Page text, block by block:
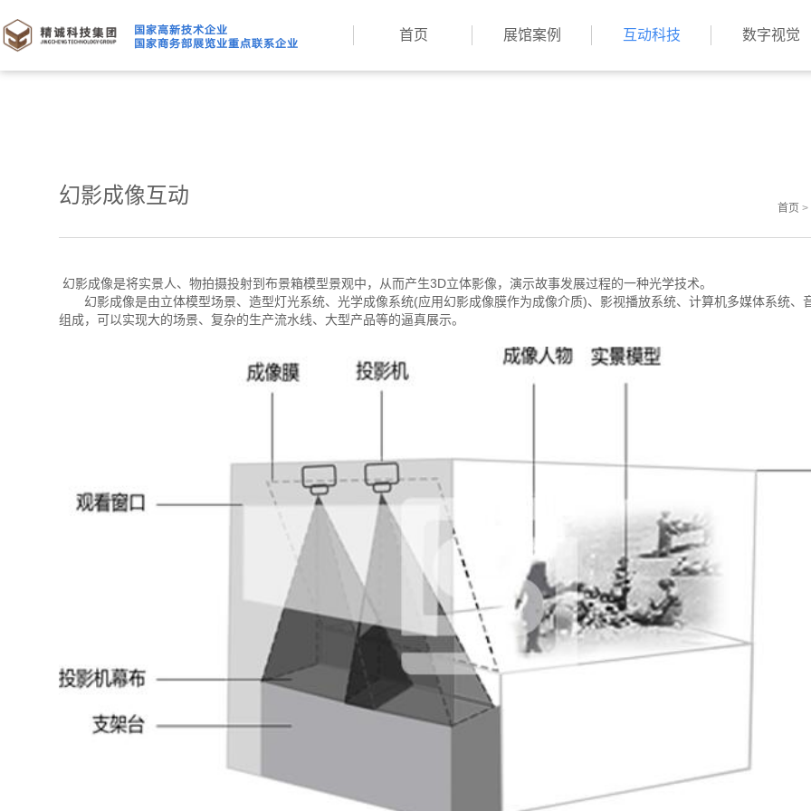
首页 展馆案例 互动科技 数字视觉
幻影成像互动
首页 >
幻影成像是将实景人、物拍摄投射到布景箱模型景观中，从而产生3D立体影像，演示故事发展过程的一种光学技术。
幻影成像是由立体模型场景、造型灯光系统、光学成像系统(应用幻影成像膜作为成像介质)、影视播放系统、计算机多媒体系统、
组成，可以实现大的场景、复杂的生产流水线、大型产品等的逼真展示。